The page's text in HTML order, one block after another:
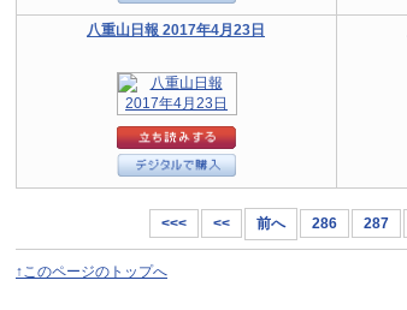
八重山日報 2017年4月23日
<<< << 前へ 286 287
↑このページのトップへ